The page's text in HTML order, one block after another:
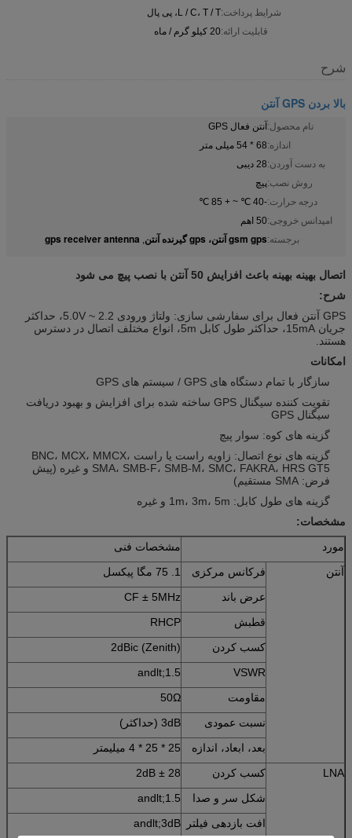
شرایط پرداخت:L / C، T / T، پی پال
قابلیت ارائه:20 کیلو گرم / ماه
شرح
بالا بردن GPS آنتن
نام محصول:آنتن فعال GPS
اندازه:68 * 54 میلی متر
به دست آوردن:28 دیبی
روش نصب:پیچ
درجه حرارت:-40 ℃ ~ + 85 ℃
امپدانس خروجی:50 اهم
برجسته:gsm gps آنتن، gps گیرنده آنتن ,
gps receiver antenna
اتصال بهینه بهینه باعث افزایش 50 آنتن با نصب پیچ می شود
شرح:
GPS آنتن فعال برای سفارشی سازی: ولتاژ ورودی 2.2 ~ 5.0V، حداکثر
جریان 15mA، حداکثر طول کابل 5m، انواع مختلف اتصال در دسترس
هستند.
امکانات
سازگار با تمام دستگاه های GPS / سیستم های GPS
تقویت کننده سیگنال GPS ساخته شده برای افزایش و بهبود دریافت
سیگنال GPS
گزینه های کوه: سوار پیچ
گزینه های نوع اتصال: زاویه راست یا راست BNC، MCX، MMCX،
SMA، SMB-F، SMB-M، SMC، FAKRA، HRS GT5 و غیره (پیش
فرض: SMA مستقیم)
گزینه های طول کابل: 1m، 3m، 5m و غیره
مشخصات:
مورد
مشخصات فنی
آنتن
فرکانس مرکزی
1. 75 مگا پیکسل
عرض باند
CF ± 5MHz
قطبش
RHCP
کسب کردن
2dBic (Zenith)
VSWR
andlt;1.5
مقاومت
50Ω
نسبت عمودی
3dB (حداکثر)
بعد، ابعاد، اندازه
25 * 25 * 4 میلیمتر
LNA
کسب کردن
28 ± 2dB
شکل سر و صدا
andlt;1.5
افت بازدهی فیلتر
andlt;3dB